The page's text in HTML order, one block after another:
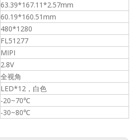
63.39*167.11*2.57mm
60.19*160.51mm
480*1280
FL51277
MIPI
2.8V
全视角
LED*12，白色
-20~70℃
-30~80℃